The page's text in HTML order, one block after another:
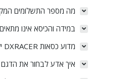
מה מספר התשלומים
במידה והכיסא אינו
מדוע כסאות DXRACER יקרים יותר מכיסאות של מותגים אחרים ?
איך אדע לבחור את